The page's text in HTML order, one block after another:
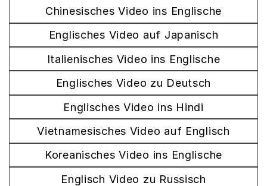
Chinesisches Video ins Englische
Englisches Video auf Japanisch
Italienisches Video ins Englische
Englisches Video zu Deutsch
Englisches Video ins Hindi
Vietnamesisches Video auf Englisch
Koreanisches Video ins Englische
Englisch Video zu Russisch